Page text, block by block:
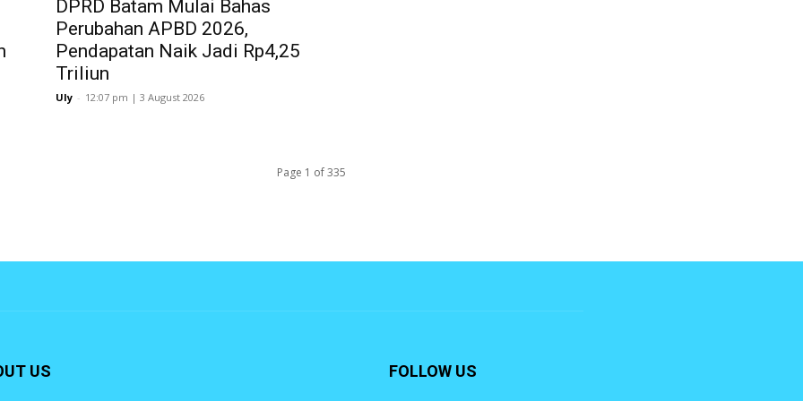
DPRD Batam Mulai Bahas
Perubahan APBD 2026,
Pendapatan Naik Jadi Rp4,25
Triliun
Uly - 12:07 pm | 3 August 2026
Page 1 of 335
US FOLLOW US